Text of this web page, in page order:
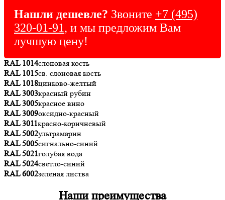
Нашли дешевле? Звоните +7 (495)
320-01-91, и мы предложим Вам
лучшую цену!
RAL 1014слоновая кость
RAL 1015св. слоновая кость
RAL 1018цинково-желтый
RAL 3003красный рубин
RAL 3005красное вино
RAL 3009оксидно-красный
RAL 3011красно-коричневый
RAL 5002ультрамарин
RAL 5005сигнально-синий
RAL 5021голубая вода
RAL 5024светло-синий
RAL 6002зеленая листва
Наши преимущества